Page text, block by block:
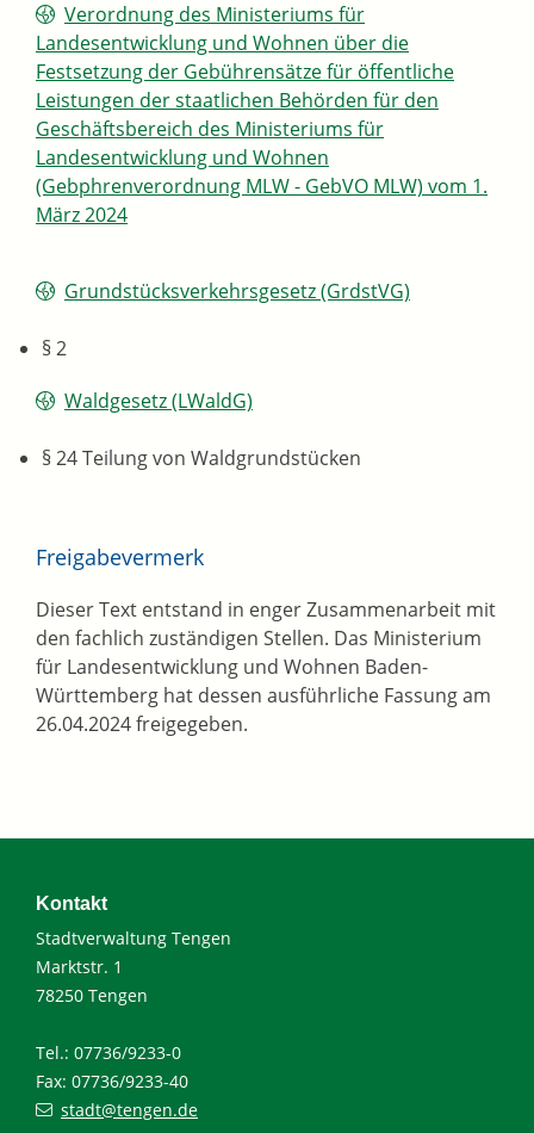
Verordnung des Ministeriums für
Landesentwicklung und Wohnen über die
Festsetzung der Gebührensätze für öffentliche
Leistungen der staatlichen Behörden für den
Geschäftsbereich des Ministeriums für
Landesentwicklung und Wohnen
(Gebphrenverordnung MLW - GebVO MLW) vom 1.
März 2024
Grundstücksverkehrsgesetz (GrdstVG)
§ 2
Waldgesetz (LWaldG)
§ 24Teilung von Waldgrundstücken
Freigabevermerk
Dieser Text entstand in enger Zusammenarbeit mit
den fachlich zuständigen Stellen. Das Ministerium
für Landesentwicklung und Wohnen Baden-
Württemberg hat dessen ausführliche Fassung am
26.04.2024 freigegeben.
Kontakt
Stadtverwaltung Tengen
Marktstr. 1
78250 Tengen
Tel.: 07736/9233-0
Fax: 07736/9233-40
stadt@tengen.de